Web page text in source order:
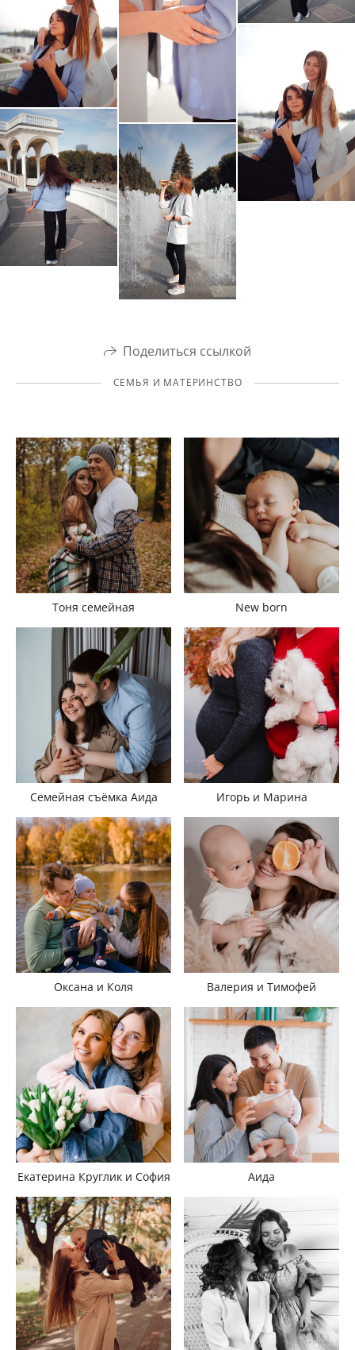
Поделиться ссылкой
СЕМЬЯ И МАТЕРИНСТВО
Тоня семейная New born
Семейная съёмка Аида Игорь и Марина
Оксана и Коля Валерия и Тимофей
Екатерина Круглик и София Аида